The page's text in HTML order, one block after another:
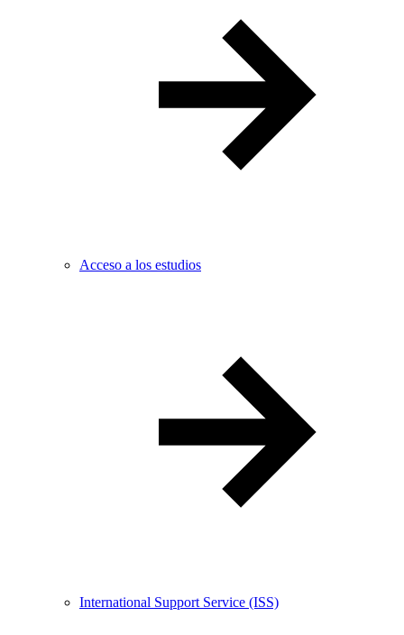
Acceso a los estudios
International Support Service (ISS)